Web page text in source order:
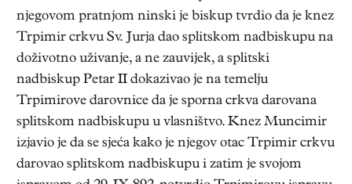
njegovom pratnjom ninski je biskup tvrdio da je knez
Trpimir crkvu Sv. Jurja dao splitskom nadbiskupu na
doživotno uživanje, a ne zauvijek, a splitski
nadbiskup Petar II dokazivao je na temelju
Trpimirove darovnice da je sporna crkva darovana
splitskom nadbiskupu u vlasništvo. Knez Muncimir
izjavio je da se sjeća kako je njegov otac Trpimir crkvu
darovao splitskom nadbiskupu i zatim je svojom